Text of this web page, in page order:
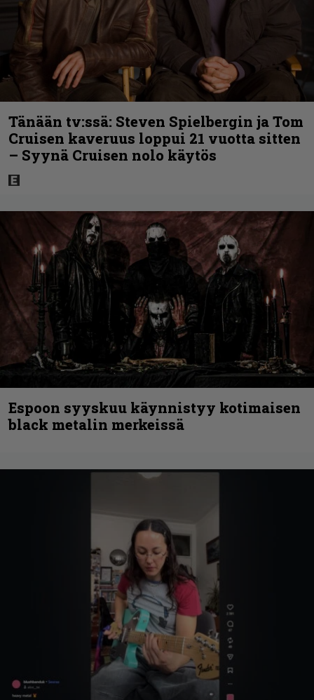
Tänään tv:ssä: Steven Spielbergin ja Tom
Cruisen kaveruus loppui 21 vuotta sitten
– Syynä Cruisen nolo käytös
Espoon syyskuu käynnistyy kotimaisen
black metalin merkeissä